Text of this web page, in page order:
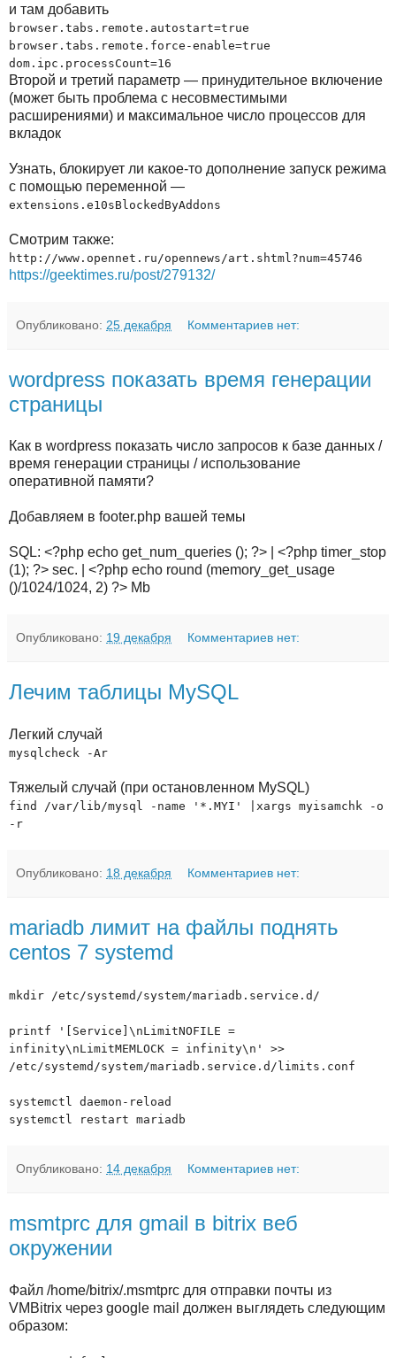
и там добавить
browser.tabs.remote.autostart=true
browser.tabs.remote.force-enable=true
dom.ipc.processCount=16
Второй и третий параметр — принудительное включение
(может быть проблема с несовместимыми
расширениями) и максимальное число процессов для
вкладок
Узнать, блокирует ли какое-то дополнение запуск режима
с помощью переменной —
extensions.e10sBlockedByAddons
Смотрим также:
http://www.opennet.ru/opennews/art.shtml?num=45746
https://geektimes.ru/post/279132/
Опубликовано: 25 декабря Комментариев нет:
wordpress показать время генерации
страницы
Как в wordpress показать число запросов к базе данных /
время генерации страницы / использование
оперативной памяти?
Добавляем в footer.php вашей темы
SQL: <?php echo get_num_queries (); ?> | <?php timer_stop
(1); ?> sec. | <?php echo round (memory_get_usage
()/1024/1024, 2) ?> Mb
Опубликовано: 19 декабря Комментариев нет:
Лечим таблицы MySQL
Легкий случай
mysqlcheck -Ar
Тяжелый случай (при остановленном MySQL)
find /var/lib/mysql -name '*.MYI' |xargs myisamchk -o
-r
Опубликовано: 18 декабря Комментариев нет:
mariadb лимит на файлы поднять
centos 7 systemd
mkdir /etc/systemd/system/mariadb.service.d/
printf '[Service]\nLimitNOFILE =
infinity\nLimitMEMLOCK = infinity\n' >>
/etc/systemd/system/mariadb.service.d/limits.conf
systemctl daemon-reload
systemctl restart mariadb
Опубликовано: 14 декабря Комментариев нет:
msmtprc для gmail в bitrix веб
окружении
Файл /home/bitrix/.msmtprc для отправки почты из
VMBitrix через google mail должен выглядеть следующим
образом: